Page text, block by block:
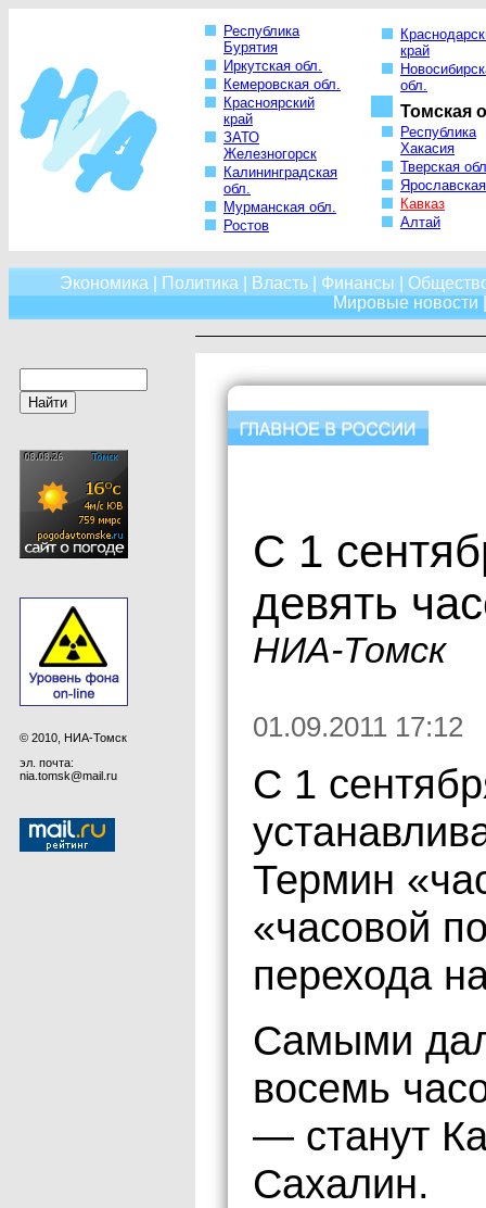
Республика
Бурятия
Иркутская обл.
Кемеровская обл.
Красноярский
край
ЗАТО
Железногорск
Калининградская
обл.
Мурманская обл.
Ростов
край
обл.
Томская
Республика
Хакасия
Тверская
Кавказ
Алтай
Экономика Политика Власть Финансы
Мировые новости
© 2010, НИА-Томск
эл. почта:
nia.tomsk@mail.ru
С 1
девять
НИА-Томск
01.09.2011 17:12
С 1
Термин
«часовой
перехода
Самыми
восемь
— станут
Сахалин.